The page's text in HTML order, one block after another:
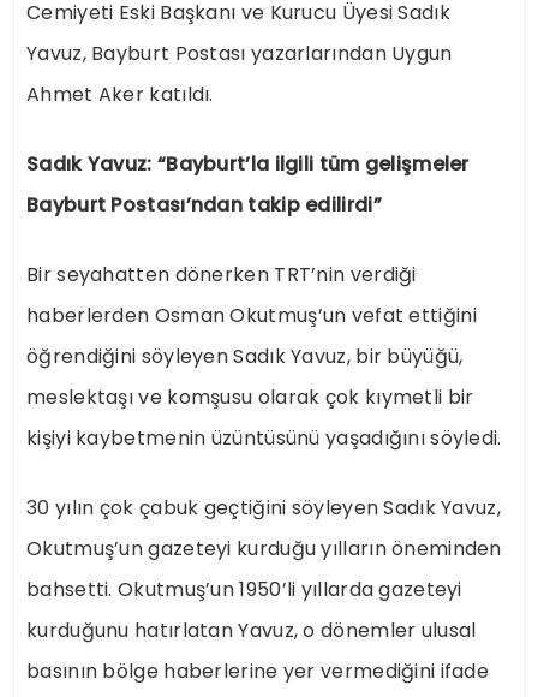
Cemiyeti Eski Başkanı ve Kurucu Üyesi Sadık
Yavuz, Bayburt Postası yazarlarından Uygun
Ahmet Aker katıldı.
Sadık Yavuz: “Bayburt’la ilgili tüm gelişmeler
Bayburt Postası’ndan takip edilirdi”
Bir seyahatten dönerken TRT’nin verdiği
haberlerden Osman Okutmuş’un vefat ettiğini
öğrendiğini söyleyen Sadık Yavuz, bir büyüğü,
meslektaşı ve komşusu olarak çok kıymetli bir
kişiyi kaybetmenin üzüntüsünü yaşadığını söyledi.
30 yılın çok çabuk geçtiğini söyleyen Sadık Yavuz,
Okutmuş’un gazeteyi kurduğu yılların öneminden
bahsetti. Okutmuş’un 1950’li yıllarda gazeteyi
kurduğunu hatırlatan Yavuz, o dönemler ulusal
basının bölge haberlerine yer vermediğini ifade